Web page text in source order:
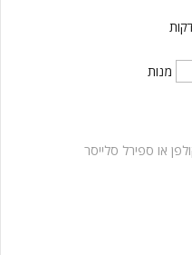
מנות
או ספירל סלייסר